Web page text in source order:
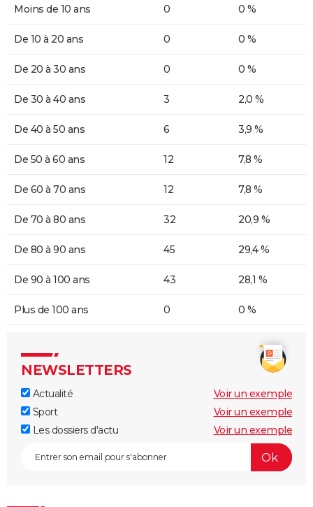
Moins de 10 ans 0 0 %
De 10 à 20 ans 0 0 %
De 20 à 30 ans 0 0 %
De 30 à 40 ans 3 2,0 %
De 40 à 50 ans 6 3,9 %
De 50 à 60 ans 12 7,8 %
De 60 à 70 ans 12 7,8 %
De 70 à 80 ans 32 20,9 %
De 80 à 90 ans 45 29,4 %
De 90 à 100 ans 43 28,1 %
Plus de 100 ans 0 0 %
NEWSLETTERS
Actualité
Voir un exemple
Sport
Voir un exemple
Les dossiers d'actu
Voir un exemple